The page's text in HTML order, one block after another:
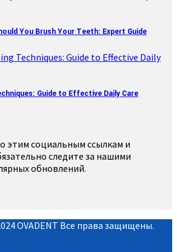
You Brush Your Teeth: Expert Guide
Guide to Effective Daily Care
этим социальным ссылкам и
следите за нашими
обновлений.
OVADENT Все права защищены.